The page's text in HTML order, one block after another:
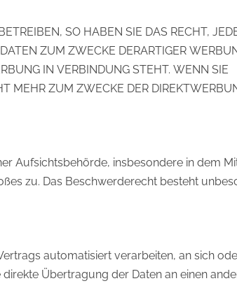
SO HABEN SIE DAS RECHT,
ZUM ZWECKE DERARTIGER
IN VERBINDUNG STEHT. WENN SIE
MEHR ZUM ZWECKE DER
Aufsichtsbehörde, insbesondere in dem
zu. Das Beschwerderecht besteht
automatisiert verarbeiten, an sich
Übertragung der Daten an einen